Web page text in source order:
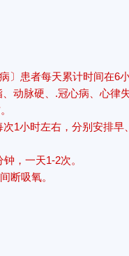
〕患者每天累计时间在6小
动脉硬、.冠心病、心律
1小时左右，分别安排早
，一天1-2次。
断吸氧。